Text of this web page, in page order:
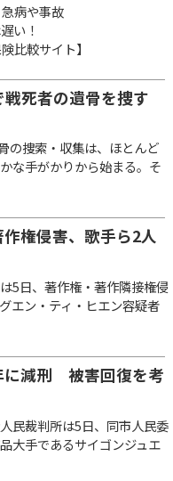
病や事故
い！
比較サイト】
死者の遺骨を捜す
の捜索・収集は、ほとんど
な手がかりから始まる。そ
権侵害、歌手ら2人
5日、著作権・著作隣接権侵
エン・ティ・ヒエン容疑者
に減刑 被害回復を考
民裁判所は5日、同市人民委
大手であるサイゴンジュエ